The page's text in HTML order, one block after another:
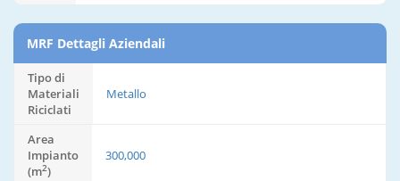
MRF Dettagli Aziendali
Tipo di
Materiali
Riciclati
Metallo
Area
Impianto
(m2)
300,000